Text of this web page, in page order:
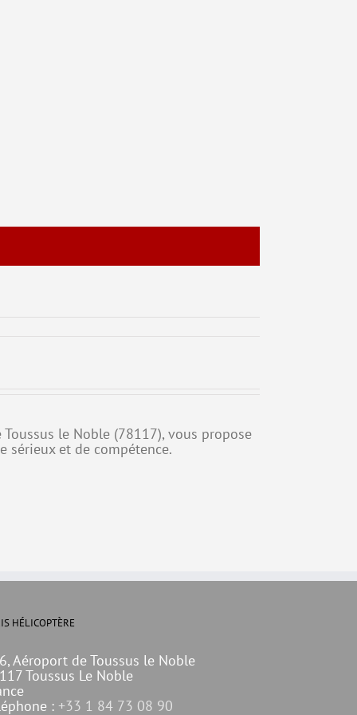
le Noble (78117), vous propose
sérieux et de compétence.
HÉLICOPTÈRE
Aéroport de Toussus le Noble
Toussus Le Noble
: +33 1 84 73 08 90